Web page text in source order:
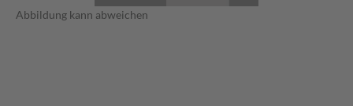
Abbildung kann abweichen